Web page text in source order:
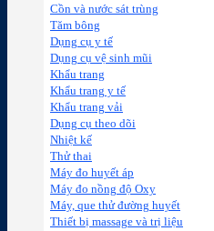
Cồn và nước sát trùng
Tăm bông
Dụng cụ y tế
Dụng cụ vệ sinh mũi
Khẩu trang
Khẩu trang y tế
Khẩu trang vải
Dụng cụ theo dõi
Nhiệt kế
Thử thai
Máy đo huyết áp
Máy đo nồng độ Oxy
Máy, que thử đường huyết
Thiết bị massage và trị liệu